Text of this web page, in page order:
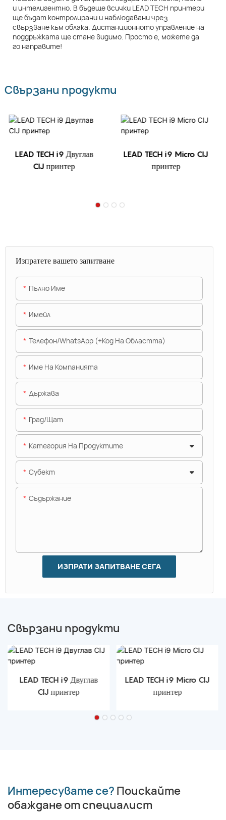
и интелигентно. В бъдеще всички LEAD TECH принтери
ще бъдат контролирани и наблюдавани чрез
свързване към облака. Дистанционното управление на
поддръжката ще стане видимо. Просто е, можете да
го направите!
Свързани продукти
LEAD TECH i9 Двуглав
CIJ принтер
LEAD TECH i9 Micro CIJ
принтер
Изпратете вашето запитване
Пълно Име
Имейл
Телефон/WhatsApp (+Код На Областта)
Име На Компанията
Държава
Град/щат
Категория На Продуктите
Субект
Съдържание
ИЗПРАТИ ЗАПИТВАНЕ СЕГА
Свързани продукти
LEAD TECH i9 Двуглав
CIJ принтер
LEAD TECH i9 Micro CIJ
принтер
Интересувате се? Поискайте
обаждане от специалист